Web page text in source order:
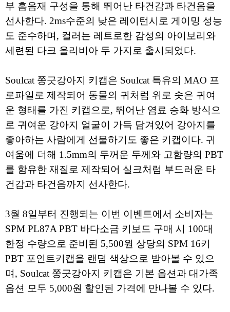
부 흡음재 구성을 통해 뛰어난 타건감과 타건음을
선사한다. 2ms수준의 낮은 레이턴시로 게이밍 성능
도 준수하며, 컬러는 레트로한 감성의 아이보리와
세련된 다크 올리비아 두 가지로 출시되었다.
Soulcat 쫑긋강아지 키캡은 Soulcat 특유의 MAO 프
로파일로 제작되어 동물의 귀처럼 위로 솟은 귀여
운 형태를 가진 키캡으로, 뛰어난 염료 승화 방식으
로 귀여운 강아지 얼굴이 가득 담겨있어 강아지를
좋아하는 사람에게 선물하기도 좋은 키캡이다. 귀
여움에 더해 1.5mm의 두꺼운 두께와 고함량의 PBT
를 함유한 재질로 제작되어 실크처럼 부드러운 타
건감과 타건음까지 선사한다.
3월 8일부터 진행되는 이번 이벤트에서 소비자는
SPM PL87A PBT 바다소금 키보드 구매 시 100대
한정 수량으로 준비된 5,500원 상당의 SPM 16키
PBT 포인트키캡을 랜덤 색상으로 받아볼 수 있으
며, Soulcat 쫑긋강아지 키캡은 기본 옵션과 대가족
옵션 모두 5,000원 할인된 가격에 만나볼 수 있다.